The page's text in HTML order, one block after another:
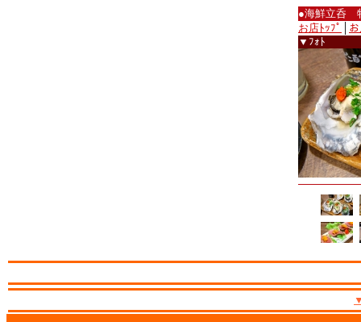
●海鮮立呑
お店ﾄｯﾌﾟ
▼ﾌｫﾄ